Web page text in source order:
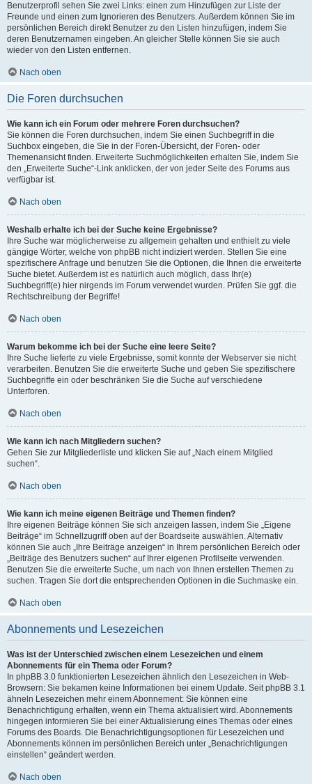
Benutzerprofil sehen Sie zwei Links: einen zum Hinzufügen zur Liste der
Freunde und einen zum Ignorieren des Benutzers. Außerdem können Sie im
persönlichen Bereich direkt Benutzer zu den Listen hinzufügen, indem Sie
deren Benutzernamen eingeben. An gleicher Stelle können Sie sie auch
wieder von den Listen entfernen.
Nach oben
Die Foren durchsuchen
Wie kann ich ein Forum oder mehrere Foren durchsuchen?
Sie können die Foren durchsuchen, indem Sie einen Suchbegriff in die
Suchbox eingeben, die Sie in der Foren-Übersicht, der Foren- oder
Themenansicht finden. Erweiterte Suchmöglichkeiten erhalten Sie, indem Sie
den „Erweiterte Suche“-Link anklicken, der von jeder Seite des Forums aus
verfügbar ist.
Nach oben
Weshalb erhalte ich bei der Suche keine Ergebnisse?
Ihre Suche war möglicherweise zu allgemein gehalten und enthielt zu viele
gängige Wörter, welche von phpBB nicht indiziert werden. Stellen Sie eine
spezifischere Anfrage und benutzen Sie die Optionen, die Ihnen die erweiterte
Suche bietet. Außerdem ist es natürlich auch möglich, dass Ihr(e)
Suchbegriff(e) hier nirgends im Forum verwendet wurden. Prüfen Sie ggf. die
Rechtschreibung der Begriffe!
Nach oben
Warum bekomme ich bei der Suche eine leere Seite?
Ihre Suche lieferte zu viele Ergebnisse, somit konnte der Webserver sie nicht
verarbeiten. Benutzen Sie die erweiterte Suche und geben Sie spezifischere
Suchbegriffe ein oder beschränken Sie die Suche auf verschiedene
Unterforen.
Nach oben
Wie kann ich nach Mitgliedern suchen?
Gehen Sie zur Mitgliederliste und klicken Sie auf „Nach einem Mitglied
suchen“.
Nach oben
Wie kann ich meine eigenen Beiträge und Themen finden?
Ihre eigenen Beiträge können Sie sich anzeigen lassen, indem Sie „Eigene
Beiträge“ im Schnellzugriff oben auf der Boardseite auswählen. Alternativ
können Sie auch „Ihre Beiträge anzeigen“ in Ihrem persönlichen Bereich oder
„Beiträge des Benutzers suchen“ auf Ihrer eigenen Profilseite verwenden.
Benutzen Sie die erweiterte Suche, um nach von Ihnen erstellen Themen zu
suchen. Tragen Sie dort die entsprechenden Optionen in die Suchmaske ein.
Nach oben
Abonnements und Lesezeichen
Was ist der Unterschied zwischen einem Lesezeichen und einem
Abonnements für ein Thema oder Forum?
In phpBB 3.0 funktionierten Lesezeichen ähnlich den Lesezeichen in Web-
Browsern: Sie bekamen keine Informationen bei einem Update. Seit phpBB 3.1
ähneln Lesezeichen mehr einem Abonnement: Sie können eine
Benachrichtigung erhalten, wenn ein Thema aktualisiert wird. Abonnements
hingegen informieren Sie bei einer Aktualisierung eines Themas oder eines
Forums des Boards. Die Benachrichtigungsoptionen für Lesezeichen und
Abonnements können im persönlichen Bereich unter „Benachrichtigungen
einstellen“ geändert werden.
Nach oben